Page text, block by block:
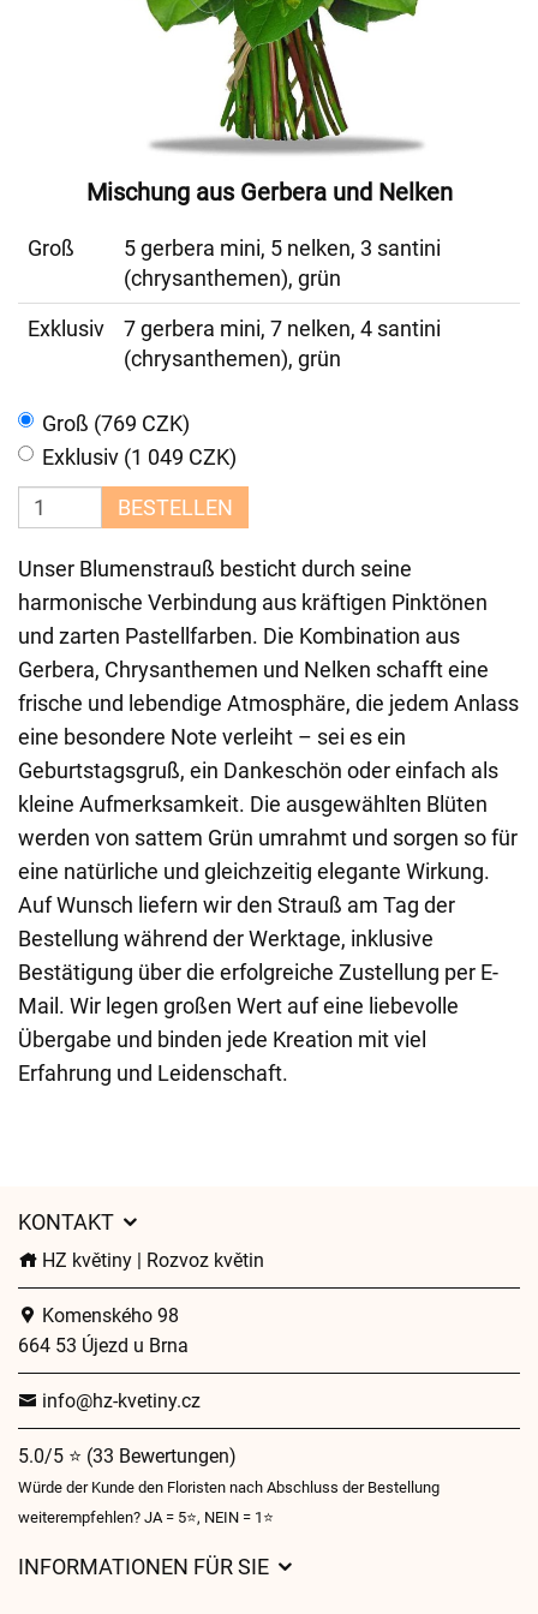
Mischung aus Gerbera und Nelken
Groß
5 gerbera mini, 5 nelken, 3 santini
(chrysanthemen), grün
Exklusiv
7 gerbera mini, 7 nelken, 4 santini
(chrysanthemen), grün
Groß (769 CZK)
Exklusiv (1 049 CZK)
BESTELLEN
Unser Blumenstrauß besticht durch seine
harmonische Verbindung aus kräftigen Pinktönen
und zarten Pastellfarben. Die Kombination aus
Gerbera, Chrysanthemen und Nelken schafft eine
frische und lebendige Atmosphäre, die jedem Anlass
eine besondere Note verleiht – sei es ein
Geburtstagsgruß, ein Dankeschön oder einfach als
kleine Aufmerksamkeit. Die ausgewählten Blüten
werden von sattem Grün umrahmt und sorgen so für
eine natürliche und gleichzeitig elegante Wirkung.
Auf Wunsch liefern wir den Strauß am Tag der
Bestellung während der Werktage, inklusive
Bestätigung über die erfolgreiche Zustellung per E-
Mail. Wir legen großen Wert auf eine liebevolle
Übergabe und binden jede Kreation mit viel
Erfahrung und Leidenschaft.
KONTAKT
HZ květiny | Rozvoz květin
Komenského 98
664 53 Újezd u Brna
info@hz-kvetiny.cz
5.0/5 ⭐ (33 Bewertungen)
Würde der Kunde den Floristen nach Abschluss der Bestellung
weiterempfehlen? JA = 5⭐, NEIN = 1⭐
INFORMATIONEN FÜR SIE